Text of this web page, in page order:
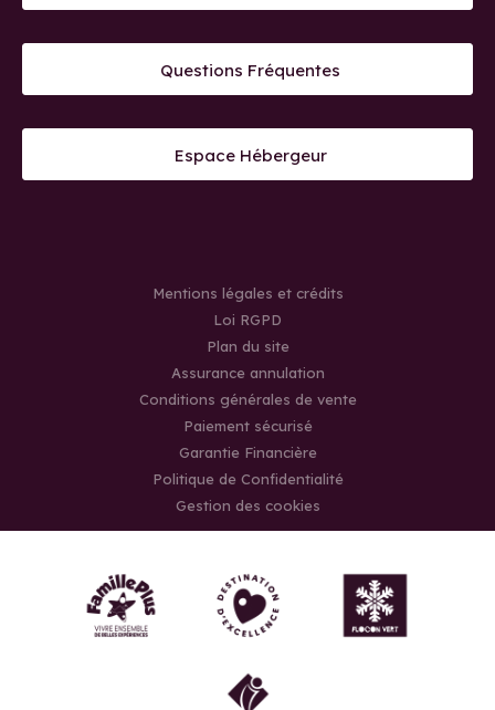
Questions Fréquentes
Espace Hébergeur
Mentions légales et crédits
Loi RGPD
Plan du site
Assurance annulation
Conditions générales de vente
Paiement sécurisé
Garantie Financière
Politique de Confidentialité
Gestion des cookies